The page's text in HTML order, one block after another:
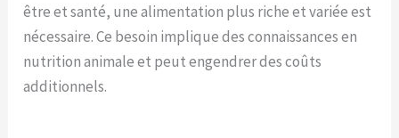
être et santé, une alimentation plus riche et variée est
nécessaire. Ce besoin implique des connaissances en
nutrition animale et peut engendrer des coûts
additionnels.